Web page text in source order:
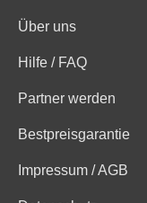
Über uns
Hilfe / FAQ
Partner werden
Bestpreisgarantie
Impressum / AGB